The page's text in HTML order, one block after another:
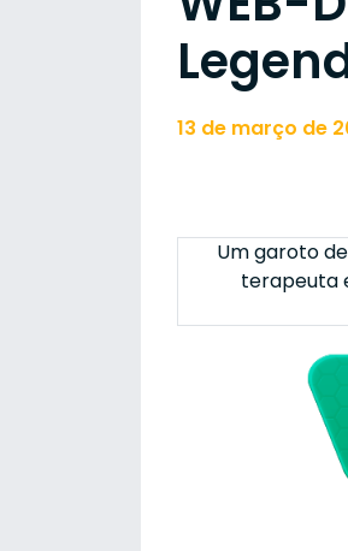
13 de março de
Um garoto
terapeuta